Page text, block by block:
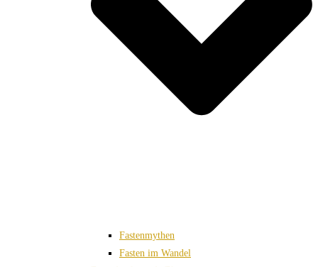
Fastenmythen
Fasten im Wandel